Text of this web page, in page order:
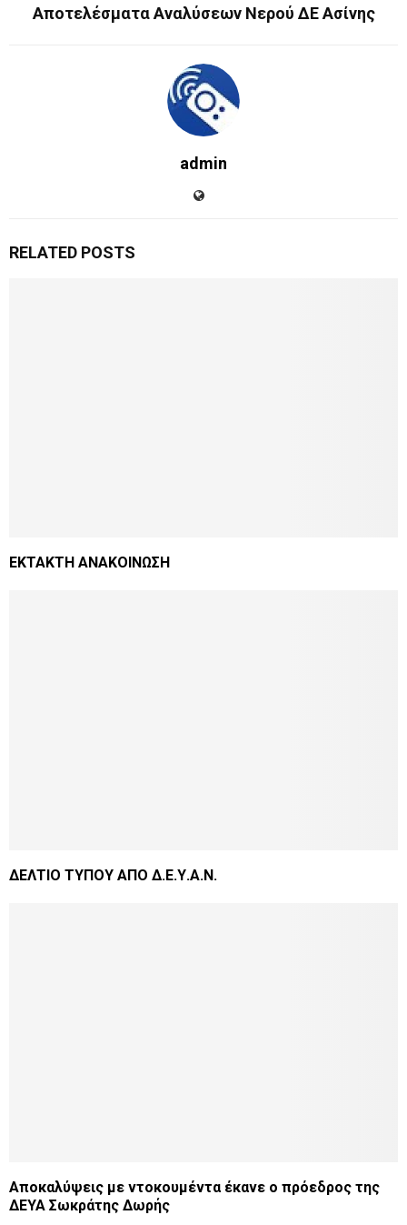
Αποτελέσματα Αναλύσεων Νερού ΔΕ Ασίνης
admin
RELATED POSTS
ΕΚΤΑΚΤΗ ΑΝΑΚΟΙΝΩΣΗ
ΔΕΛΤΙΟ ΤΥΠΟΥ ΑΠΟ Δ.Ε.Υ.Α.Ν.
Αποκαλύψεις με ντοκουμέντα έκανε ο πρόεδρος της
ΔΕΥΑ Σωκράτης Δωρής